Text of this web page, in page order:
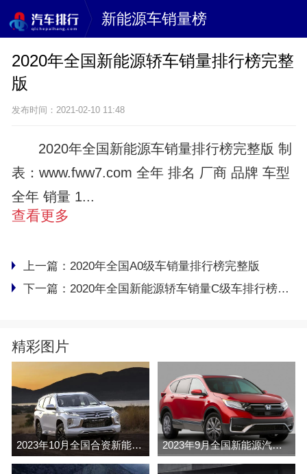
新能源车销量榜
2020年全国新能源轿车销量排行榜完整
版
发布时间：2021-02-10 11:48
2020年全国新能源车销量排行榜完整版 制
表：www.fww7.com 全年 排名 厂商 品牌 车型
全年 销量 1...
查看更多
上一篇： 2020年全国A0级车销量排行榜完整版
下一篇： 2020年全国新能源轿车销量C级车排行榜完整版
精彩图片
2023年10月全国合资新能源汽车销量排行榜完整版(出口量 2023年9月全国新能源汽车车销量排行榜完整版(出口量